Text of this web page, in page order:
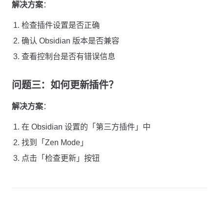
解决方案：
检查插件设置是否正确
确认 Obsidian 版本是否兼容
查看控制台是否有错误信息
问题三：如何更新插件？
解决方案：
在 Obsidian 设置的「第三方插件」中
找到「Zen Mode」
点击「检查更新」按钮